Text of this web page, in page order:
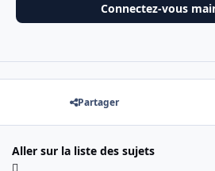
Connectez-vous
Partager
Aller sur la liste des sujets